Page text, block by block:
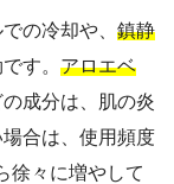
の冷却や、 鎮静
す。 アロエベ
の成分は、肌の炎
合は、使用頻度
徐々に増やして